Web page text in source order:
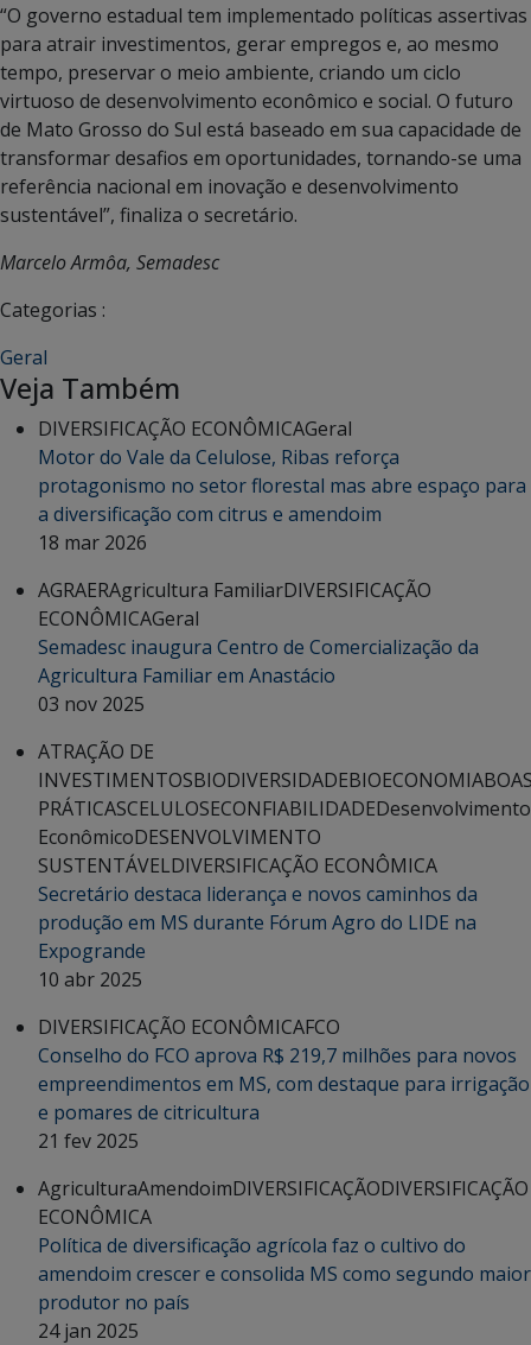
“O governo estadual tem implementado políticas assertivas
para atrair investimentos, gerar empregos e, ao mesmo
tempo, preservar o meio ambiente, criando um ciclo
virtuoso de desenvolvimento econômico e social. O futuro
de Mato Grosso do Sul está baseado em sua capacidade de
transformar desafios em oportunidades, tornando-se uma
referência nacional em inovação e desenvolvimento
sustentável”, finaliza o secretário.
Marcelo Armôa, Semadesc
Categorias :
Geral
Veja Também
DIVERSIFICAÇÃO ECONÔMICAGeral
Motor do Vale da Celulose, Ribas reforça
protagonismo no setor florestal mas abre espaço para
a diversificação com citrus e amendoim
18 mar 2026
AGRAERAgricultura FamiliarDIVERSIFICAÇÃO
ECONÔMICAGeral
Semadesc inaugura Centro de Comercialização da
Agricultura Familiar em Anastácio
03 nov 2025
ATRAÇÃO DE
INVESTIMENTOSBIODIVERSIDADEBIOECONOMIA
PRÁTICASCELULOSECONFIABILIDADEDesenvolvimento
EconômicoDESENVOLVIMENTO
SUSTENTÁVELDIVERSIFICAÇÃO ECONÔMICA
Secretário destaca liderança e novos caminhos da
produção em MS durante Fórum Agro do LIDE na
Expogrande
10 abr 2025
DIVERSIFICAÇÃO ECONÔMICAFCO
Conselho do FCO aprova R$ 219,7 milhões para novos
empreendimentos em MS, com destaque para irrigação
e pomares de citricultura
21 fev 2025
AgriculturaAmendoimDIVERSIFICAÇÃODIVERSIFICAÇÃO
ECONÔMICA
Política de diversificação agrícola faz o cultivo do
amendoim crescer e consolida MS como segundo maior
produtor no país
24 jan 2025